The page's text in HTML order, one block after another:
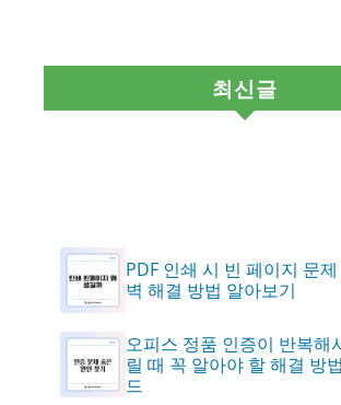
최신글
PDF 인쇄 시 빈 페이지 문
벽 해결 방법 알아보기
오피스 정품 인증이 반복해
릴 때 꼭 알아야 할 해결 방
드